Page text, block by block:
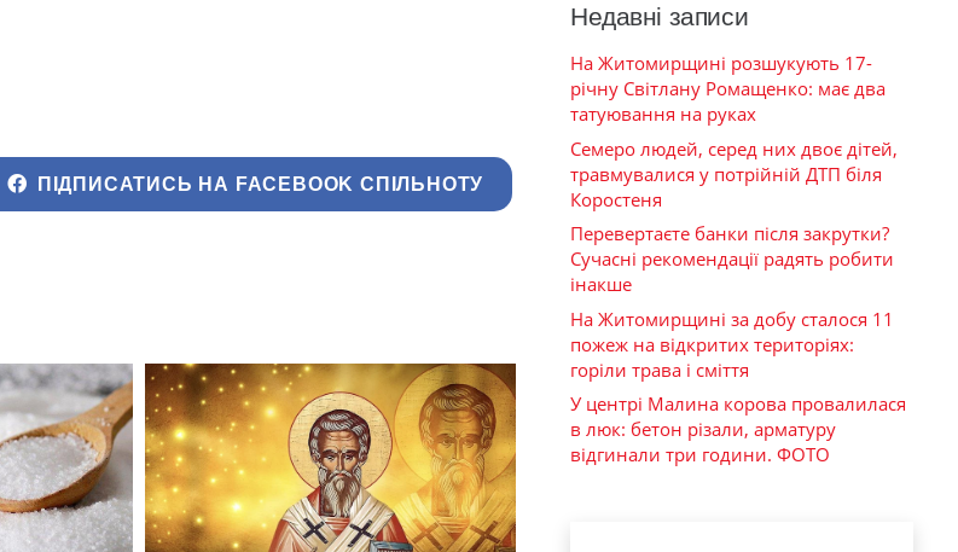
ПІДПИСАТИСЬ НА FACEBOOK СПІЛЬНОТУ
Недавні записи
На Житомирщині розшукують 17-
річну Світлану Ромащенко: має два
татуювання на руках
Семеро людей, серед них двоє дітей,
травмувалися у потрійній ДТП біля
Коростеня
Перевертаєте банки після закрутки?
Сучасні рекомендації радять робити
інакше
На Житомирщині за добу сталося 11
пожеж на відкритих територіях:
горіли трава і сміття
У центрі Малина корова провалилася
в люк: бетон різали, арматуру
відгинали три години. ФОТО